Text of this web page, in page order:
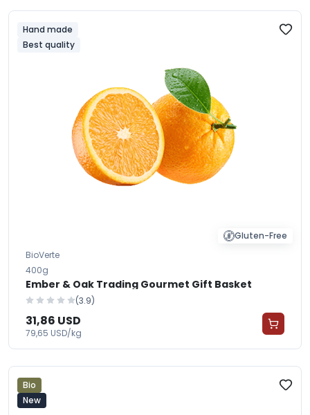
Hand made
Best quality
Gluten-Free
BioVerte
400g
Ember & Oak Trading Gourmet Gift Basket
(3.9)
31,86 USD
79,65 USD/kg
Bio
New